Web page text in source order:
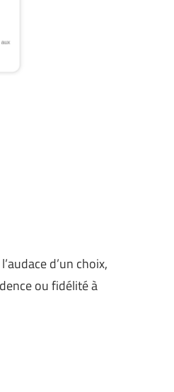
d’un choix,
ou fidélité à